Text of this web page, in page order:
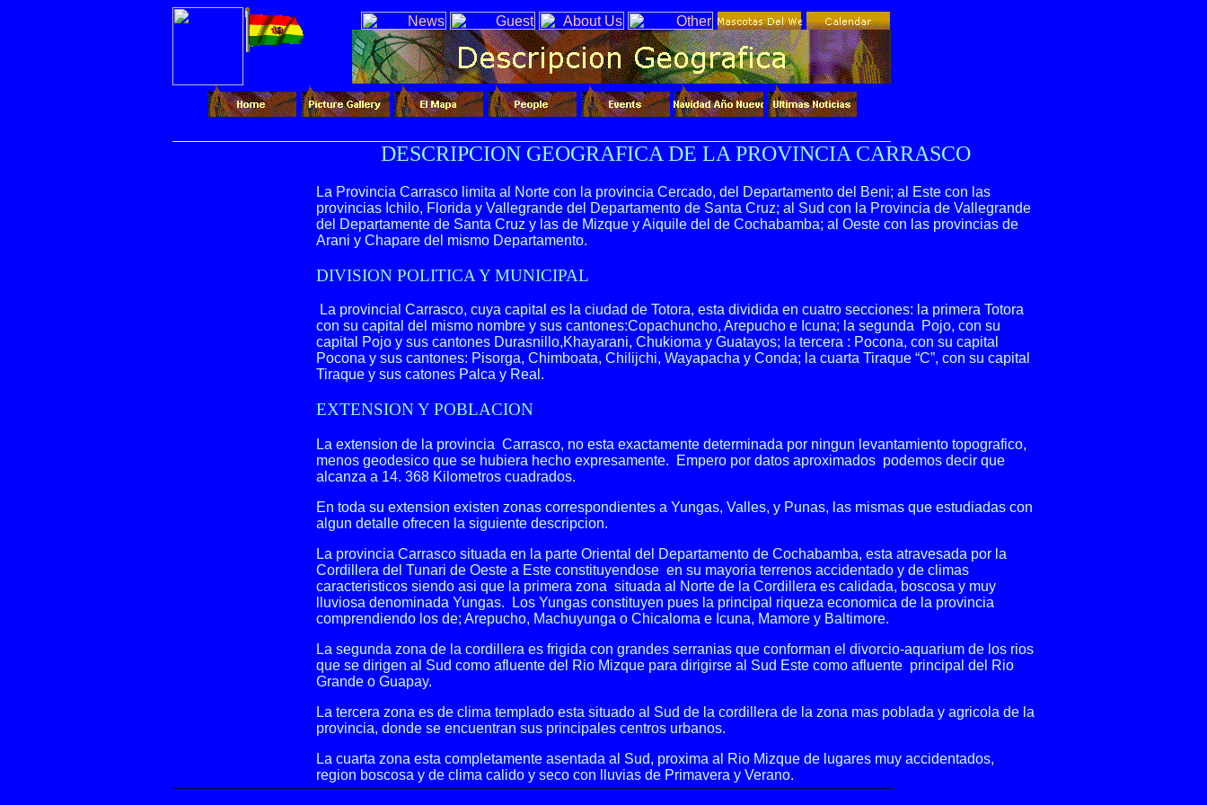
DESCRIPCION GEOGRAFICA DE LA PROVINCIA CARRASCO
La Provincia Carrasco limita al Norte con la provincia Cercado, del Departamento del Beni; al Este con las
provincias Ichilo, Florida y Vallegrande del Departamento de Santa Cruz; al Sud con la Provincia de Vallegrande
del Departamente de Santa Cruz y las de Mizque y Aiquile del de Cochabamba; al Oeste con las provincias de
Arani y Chapare del mismo Departamento.
DIVISION POLITICA Y MUNICIPAL
La provincial Carrasco, cuya capital es la ciudad de Totora, esta dividida en cuatro secciones: la primera Totora
con su capital del mismo nombre y sus cantones:Copachuncho, Arepucho e Icuna; la segunda Pojo, con su
capital Pojo y sus cantones Durasnillo,Khayarani, Chukioma y Guatayos; la tercera : Pocona, con su capital
Pocona y sus cantones: Pisorga, Chimboata, Chilijchi, Wayapacha y Conda; la cuarta Tiraque “C”, con su capital
Tiraque y sus catones Palca y Real.
EXTENSION Y POBLACION
La extension de la provincia Carrasco, no esta exactamente determinada por ningun levantamiento topografico,
menos geodesico que se hubiera hecho expresamente. Empero por datos aproximados podemos decir que
alcanza a 14. 368 Kilometros cuadrados.
En toda su extension existen zonas correspondientes a Yungas, Valles, y Punas, las mismas que estudiadas con
algun detalle ofrecen la siguiente descripcion.
La provincia Carrasco situada en la parte Oriental del Departamento de Cochabamba, esta atravesada por la
Cordillera del Tunari de Oeste a Este constituyendose en su mayoria terrenos accidentado y de climas
caracteristicos siendo asi que la primera zona situada al Norte de la Cordillera es calidada, boscosa y muy
lluviosa denominada Yungas. Los Yungas constituyen pues la principal riqueza economica de la provincia
comprendiendo los de; Arepucho, Machuyunga o Chicaloma e Icuna, Mamore y Baltimore.
La segunda zona de la cordillera es frigida con grandes serranias que conforman el divorcio-aquarium de los rios
que se dirigen al Sud como afluente del Rio Mizque para dirigirse al Sud Este como afluente principal del Rio
Grande o Guapay.
La tercera zona es de clima templado esta situado al Sud de la cordillera de la zona mas poblada y agricola de la
provincia, donde se encuentran sus principales centros urbanos.
La cuarta zona esta completamente asentada al Sud, proxima al Rio Mizque de lugares muy accidentados,
region boscosa y de clima calido y seco con lluvias de Primavera y Verano.